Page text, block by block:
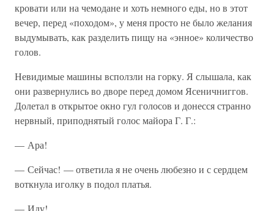
кровати или на чемодане и хоть немного еды, но в этот
вечер, перед «походом», у меня просто не было желания
выдумывать, как разделить пищу на «энное» количество
голов.
Невидимые машины всползли на горку. Я слышала, как
они развернулись во дворе перед домом Ясеничниггов.
Долетал в открытое окно гул голосов и донесся странно
нервный, приподнятый голос майора Г. Г.:
— Ара!
— Сейчас! — ответила я не очень любезно и с сердцем
воткнула иголку в подол платья.
— Иду!